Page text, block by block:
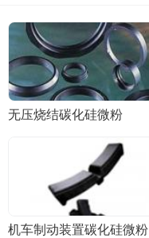
无压烧结碳化硅微粉
机车制动装置碳化硅微粉